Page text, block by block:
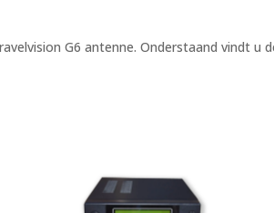
G6 antenne. Onderstaand vindt u